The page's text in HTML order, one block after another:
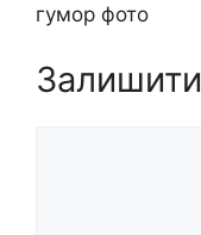
гумор фото